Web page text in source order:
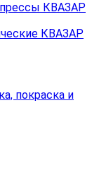
прессы КВАЗАР
КВАЗАР
покраска и